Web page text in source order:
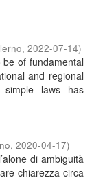
, 2022-07-14)
of fundamental
and regional
simple laws has
, 2020-04-17)
di ambiguità
chiarezza circa